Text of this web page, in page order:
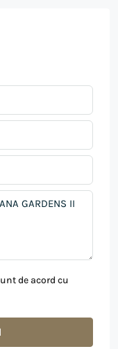
de acord cu